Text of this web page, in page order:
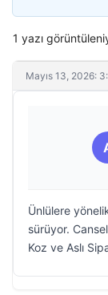
1 yazı
Mayıs 13, 2026:
Ünlülere
sürüyor.
Koz ve Aslı